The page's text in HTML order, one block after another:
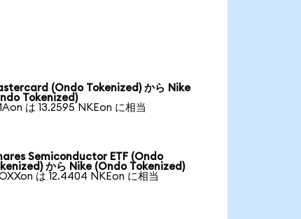
(Ondo Tokenized) から Nike
Tokenized)
は 13.2595 NKEon に相当
Semiconductor ETF (Ondo
から Nike (Ondo Tokenized)
は 12.4404 NKEon に相当